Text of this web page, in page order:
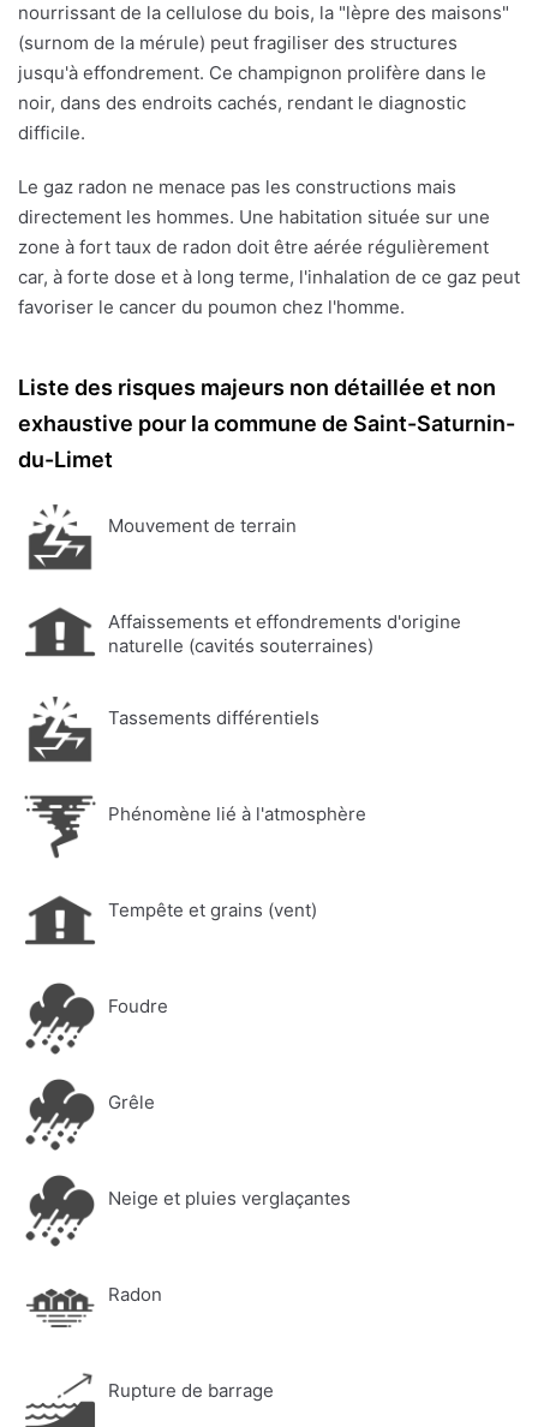
nourrissant de la cellulose du bois, la "lèpre des maisons"
(surnom de la mérule) peut fragiliser des structures
jusqu'à effondrement. Ce champignon prolifère dans le
noir, dans des endroits cachés, rendant le diagnostic
difficile.
Le gaz radon ne menace pas les constructions mais
directement les hommes. Une habitation située sur une
zone à fort taux de radon doit être aérée régulièrement
car, à forte dose et à long terme, l'inhalation de ce gaz peut
favoriser le cancer du poumon chez l'homme.
Liste des risques majeurs non détaillée et non
exhaustive pour la commune de Saint-Saturnin-
du-Limet
Mouvement de terrain
Affaissements et effondrements d'origine
naturelle (cavités souterraines)
Tassements différentiels
Phénomène lié à l'atmosphère
Tempête et grains (vent)
Foudre
Grêle
Neige et pluies verglaçantes
Radon
Rupture de barrage